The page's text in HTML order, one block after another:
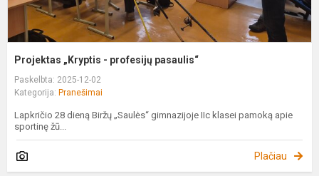
Projektas „Kryptis - profesijų pasaulis“
Paskelbta: 2025-12-02
Kategorija: Pranešimai
Lapkričio 28 dieną Biržų „Saulės“ gimnazijoje IIc klasei pamoką apie
sportinę žū...
Plačiau